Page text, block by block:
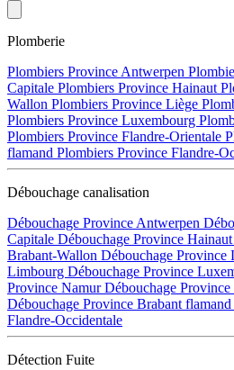
Plomberie
Plombiers Province Antwerpen
Capitale Plombiers Province Hainaut
Wallon Plombiers Province Liège
Plombiers Province Luxembourg
Plombiers Province Flandre-Orientale
flamand Plombiers Province Flandre-
Débouchage canalisation
Débouchage Province Antwerpen
Capitale Débouchage Province Hainaut
Brabant-Wallon Débouchage Province
Limbourg Débouchage Province
Province NamurDébouchage
Débouchage Province Brabant flamand
Flandre-Occidentale
Détection Fuite